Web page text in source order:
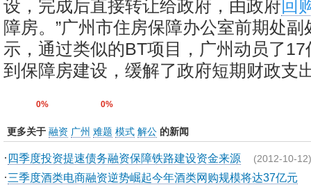
设，完成后直接转让给政府，由政府回
障房。”广州市住房保障办公室前期处
示，通过类似的BT项目，广州动员了
到保障房建设，缓解了政府短期财政支
0% 0%
更多关于 融资 广州 难题 模式 解公 的新闻
· 四季度投资提速债务融资保障铁路建设资金来源 (2012-10-12)
·三季度酒类电商融资逆势崛起今年酒类网购规模将达37亿元